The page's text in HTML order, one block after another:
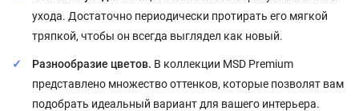
ухода. Достаточно периодически протирать его мягкой
тряпкой, чтобы он всегда выглядел как новый.
Разнообразие цветов. В коллекции MSD Premium
представлено множество оттенков, которые позволят вам
подобрать идеальный вариант для вашего интерьера.